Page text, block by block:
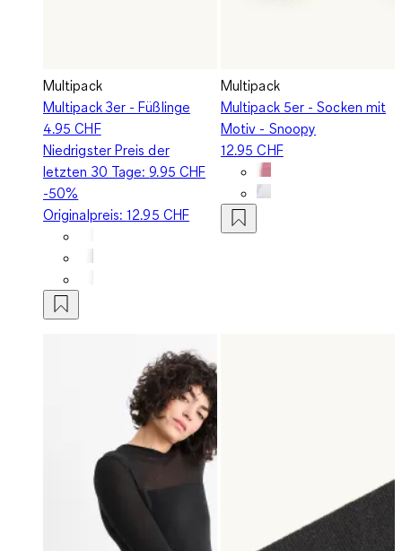
Multipack
Multipack 3er - Füßlinge
4.95 CHF
Niedrigster Preis der
letzten 30 Tage:9.95 CHF
-50%
Originalpreis:12.95 CHF
Multipack
Multipack 5er - Socken mit
Motiv - Snoopy
12.95 CHF